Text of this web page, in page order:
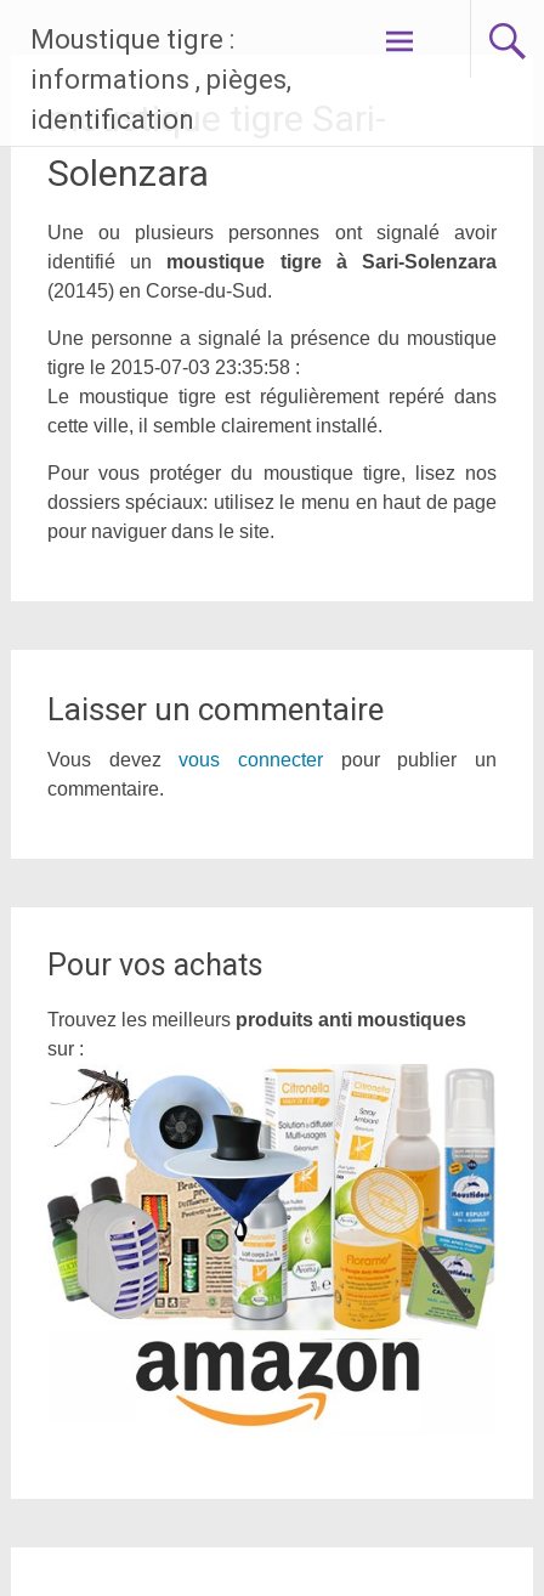
contenu
Moustique tigre :
informations , pièges,
identification
moustique tigre Sari-
Solenzara
Une ou plusieurs personnes ont signalé avoir
identifié un moustique tigre à Sari-Solenzara
(20145) en Corse-du-Sud.
Une personne a signalé la présence du moustique
tigre le 2015-07-03 23:35:58 :
Le moustique tigre est régulièrement repéré dans
cette ville, il semble clairement installé.
Pour vous protéger du moustique tigre, lisez nos
dossiers spéciaux: utilisez le menu en haut de page
pour naviguer dans le site.
Laisser un commentaire
Vous devezvous connecter pour publier un
commentaire.
Pour vos achats
Trouvez les meilleurs produits anti moustiques
sur :